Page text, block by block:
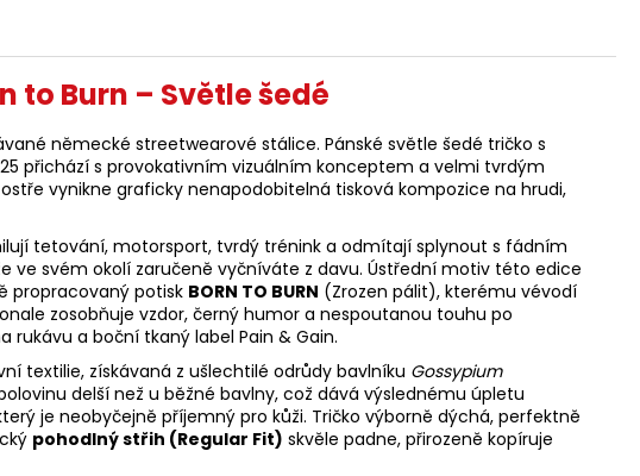
to Burn – Světle šedé
německé streetwearové stálice. Pánské světle šedé tričko s
přichází s provokativním vizuálním konceptem a velmi tvrdým
vynikne graficky nenapodobitelná tisková kompozice na hrudi,
tetování, motorsport, tvrdý trénink a odmítají splynout s fádním
svém okolí zaručeně vyčníváte z davu. Ústřední motiv této edice
propracovaný potisk BORN TO BURN (Zrozen pálit), kterému vévodí
zosobňuje vzdor, černý humor a nespoutanou touhu po
a boční tkaný label Pain & Gain.
textilie, získávaná z ušlechtilé odrůdy bavlníku Gossypium
delší než u běžné bavlny, což dává výslednému úpletu
je neobyčejně příjemný pro kůži. Tričko výborně dýchá, perfektně
pohodlný střih (Regular Fit) skvěle padne, přirozeně kopíruje